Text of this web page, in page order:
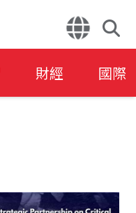
財經 國際